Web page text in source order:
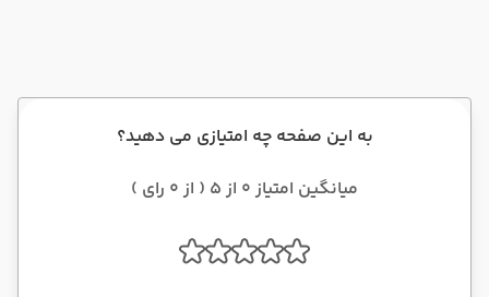
به این صفحه چه امتیازی می دهید؟
میانگین امتیاز 0 از 5 ( از 0 رای )